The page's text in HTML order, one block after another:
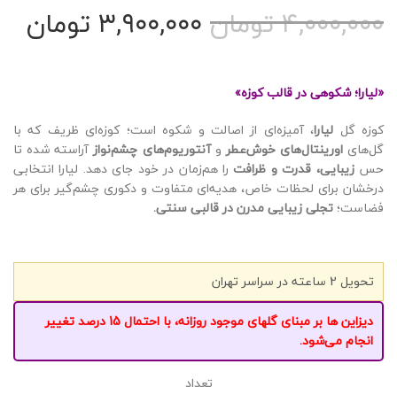
۴,۰۰۰,۰۰۰تومان اصلی
۳,۹۰۰,۰۰۰ تومان
«لیارا؛ شکوهی در قالب کوزه»
کوزه گل لیارا، آمیزه‌ای از اصالت و شکوه است؛ کوزه‌ای ظریف که با
گل‌هایاورینتال‌های خوش‌عطروآنتوریوم‌های چشم‌نوازآراسته شده تا
حسزیبایی، قدرت و ظرافت را هم‌زمان در خود جای دهد. لیارا انتخابی
درخشان برای لحظات خاص، هدیه‌ای متفاوت و دکوری چشم‌گیر برای هر
فضاست؛ تجلی زیبایی مدرن در قالبی سنتی.
تحویل 2 ساعته در سراسر تهران
دیزاین ها بر مبنای گلهای موجود روزانه، با احتمال 15 درصد تغییر
انجام می‌شود.
تعداد